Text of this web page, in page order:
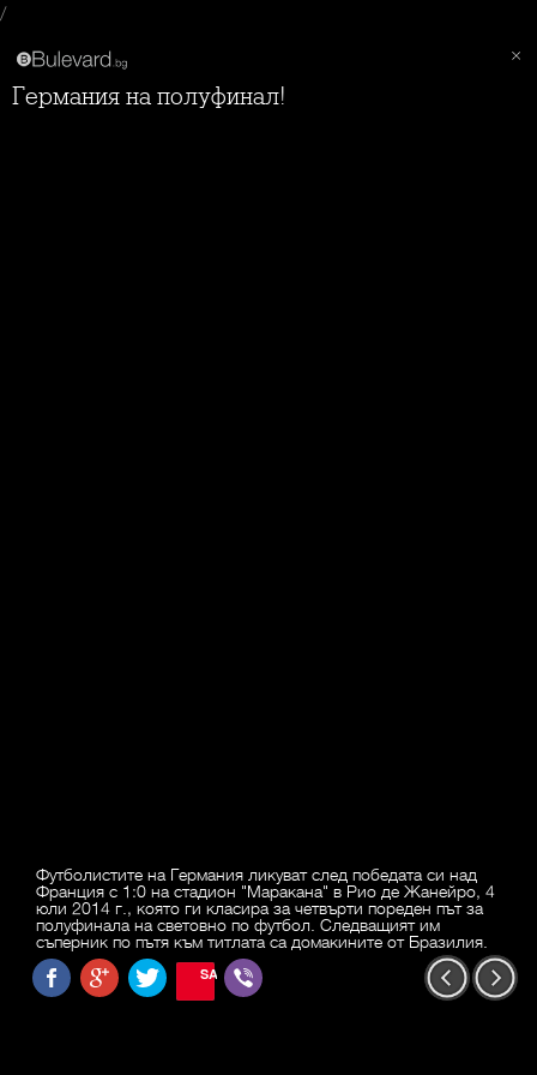
/
Германия на полуфинал!
Футболистите на Германия ликуват след победата си над
Франция с 1:0 на стадион "Маракана" в Рио де Жанейро, 4
юли 2014 г., която ги класира за четвърти пореден път за
полуфинала на световно по футбол. Следващият им
съперник по пътя към титлата са домакините от Бразилия.
SAVE